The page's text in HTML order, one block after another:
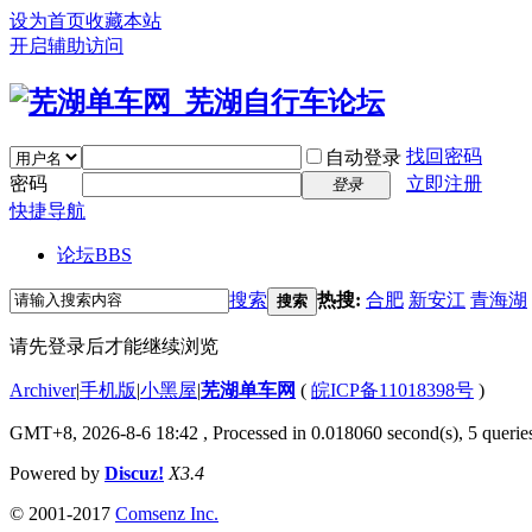
设为首页收藏本站
开启辅助访问
自动登录 找回密码
密码
登录
立即注册
快捷导航
论坛BBS
搜索 搜索 热搜: 合肥 新安江 青海湖
请先登录后才能继续浏览
Archiver|手机版|小黑屋|芜湖单车网 ( 皖ICP备11018398号 )
GMT+8, 2026-8-6 18:42 , Processed in 0.018060 second(s), 5
Powered by Discuz! X3.4
© 2001-2017 Comsenz Inc.